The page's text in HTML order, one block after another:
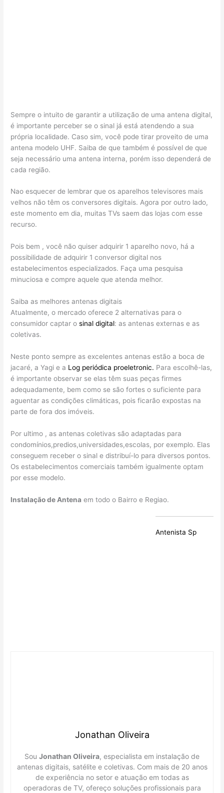
Sempre o intuito de garantir a utilização de uma antena digital,
é importante perceber se o sinal já está atendendo a sua
própria localidade. Caso sim, você pode tirar proveito de uma
antena modelo UHF. Saiba de que também é possível de que
seja necessário uma antena interna, porém isso dependerá de
cada região.
Nao esquecer de lembrar que os aparelhos televisores mais
velhos não têm os conversores digitais. Agora por outro lado,
este momento em dia, muitas TVs saem das lojas com esse
recurso.
Pois bem , você não quiser adquirir 1 aparelho novo, há a
possibilidade de adquirir 1 conversor digital nos
estabelecimentos especializados. Faça uma pesquisa
minuciosa e compre aquele que atenda melhor.
Saiba as melhores antenas digitais
Atualmente, o mercado oferece 2 alternativas para o
consumidor captar osinal digital: as antenas externas e as
coletivas.
Neste ponto sempre as excelentes antenas estão a boca de
jacaré, a Yagi e a Log periódica proeletronic. Para escolhê-las,
é importante observar se elas têm suas peças firmes
adequadamente, bem como se são fortes o suficiente para
aguentar as condições climáticas, pois ficarão expostas na
parte de fora dos imóveis.
Por ultimo , as antenas coletivas são adaptadas para
condomínios,predios,universidades,escolas, por exemplo. Elas
conseguem receber o sinal e distribuí-lo para diversos pontos.
Os estabelecimentos comerciais também igualmente optam
por esse modelo.
Instalação de Antena em todo o Bairro e Regiao.
Antenista Sp
Jonathan Oliveira
Sou Jonathan Oliveira, especialista em instalação de
antenas digitais, satélite e coletivas. Com mais de 20 anos
de experiência no setor e atuação em todas as
operadoras de TV, ofereço soluções profissionais para